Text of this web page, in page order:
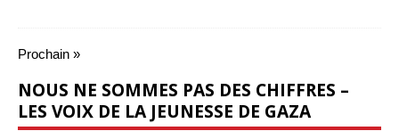
Prochain »
NOUS NE SOMMES PAS DES CHIFFRES –
LES VOIX DE LA JEUNESSE DE GAZA